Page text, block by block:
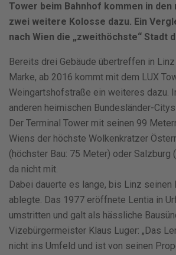
Tower beim Bahnhof kommen in den
zwei weitere Kolosse dazu. Ein
nach Wien die „zweithöchste“ Stadt
Bereits drei Gebäude übertreffen in
Marke, ab 2016 kommt mit dem LUX
Weingartshofstraße ein weiteres dazu.
anderen heimischen Bundesländer-
Der Terminal Tower mit seinen 99
Wiens der höchste Wolkenkratzer
(höchster Bau: 75 Meter) oder Salzburg
da nicht mit.
Dabei dauerte es lange, bis Linz seinen
ablegte. Das 1977 eröffnete Lentia in
umstritten und galt als hässliche
Vizebürgermeister Klaus Luger: „Das
nicht ins Umfeld und ist von seinen